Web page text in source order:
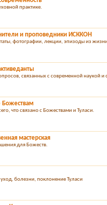
практике.
и проповедники ИСККОН
фотографии, лекции, эпизоды из
связанных с современной наукой
Божествам
что связано с Божествами и Туласи.
мастерская
для Божеств.
болезни, поклонение Туласи